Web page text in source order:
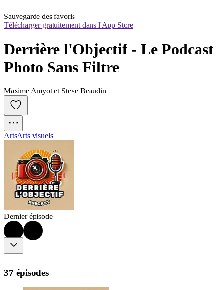
Sauvegarde des favoris
Télécharger gratuitement dans l'App Store
Derrière l'Objectif - Le Podcast
Photo Sans Filtre
Maxime Amyot et Steve Beaudin
ArtsArts visuels
Dernier épisode
37 épisodes